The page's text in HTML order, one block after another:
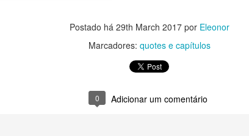
Postado há 29th March 2017 por Eleonor
Marcadores: quotes e capítulos
0 Adicionar um comentário
Como respondi para Ninna em um comentário, os presentes semanais
continuarão até a publicação do livro 4, que recebeu o título de
Consequências. E há muitas, acreditem! Grandes, pequenas... e uma
ERAM QUATRO E VINTE DA MANHÃ quando os dois entraram no
adormecido pavilhão masculino, mas bastou colocarem os pés no